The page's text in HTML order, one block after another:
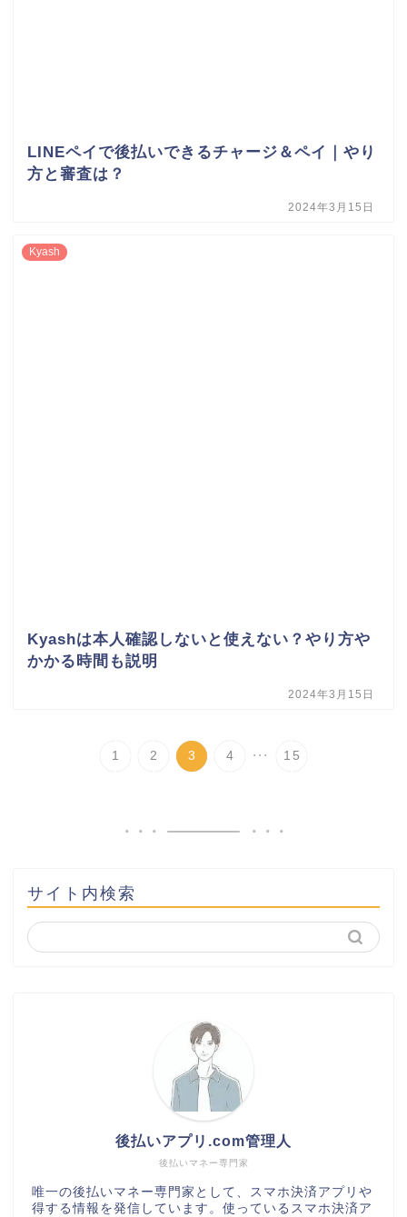
LINEペイで後払いできるチャージ＆ペイ｜やり
方と審査は？
2024年3月15日
Kyash
Kyashは本人確認しないと使えない？やり方や
かかる時間も説明
2024年3月15日
1 2 3 4 ... 15
サイト内検索
後払いマネー専門家
後払いアプリ.com管理人
唯一の後払いマネー専門家として、スマホ決済アプリや
得する情報を発信しています。使っているスマホ決済ア